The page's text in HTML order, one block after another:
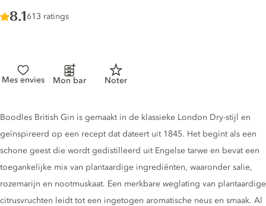
Score :
8.1/ 10
613 ratings
Mes envies Mon bar Noter
Gin description
Boodles British Gin is gemaakt in de klassieke London Dry-stijl en
geïnspireerd op een recept dat dateert uit 1845. Het begint als een
schone geest die wordt gedistilleerd uit Engelse tarwe en bevat een
toegankelijke mix van plantaardige ingrediënten, waaronder salie,
rozemarijn en nootmuskaat. Een merkbare weglating van plantaardige
citrusvruchten leidt tot een ingetogen aromatische neus en smaak. Al